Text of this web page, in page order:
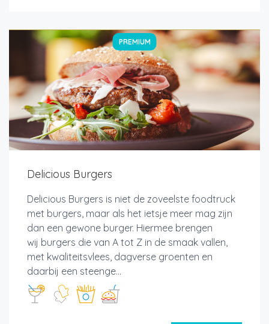
PREMIUM
Delicious Burgers
Delicious Burgers is niet de zoveelste foodtruck
met burgers, maar als het ietsje meer mag zijn
dan een gewone burger. Hiermee brengen
wij burgers die van A tot Z in de smaak vallen,
met kwaliteitsvlees, dagverse groenten en
daarbij een steenge...